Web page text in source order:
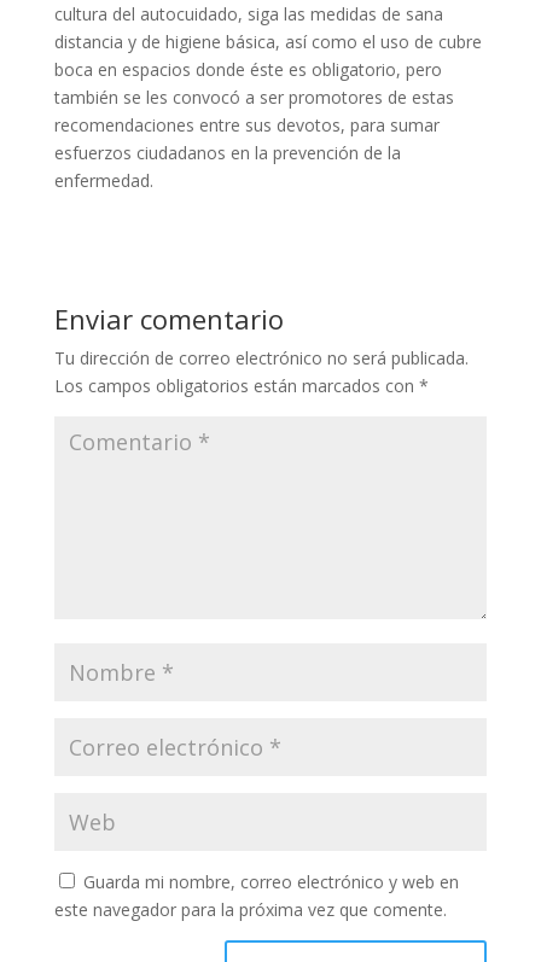
cultura del autocuidado, siga las medidas de sana
distancia y de higiene básica, así como el uso de cubre
boca en espacios donde éste es obligatorio, pero
también se les convocó a ser promotores de estas
recomendaciones entre sus devotos, para sumar
esfuerzos ciudadanos en la prevención de la
enfermedad.
Enviar comentario
Tu dirección de correo electrónico no será publicada.
Los campos obligatorios están marcados con *
Guarda mi nombre, correo electrónico y web en
este navegador para la próxima vez que comente.